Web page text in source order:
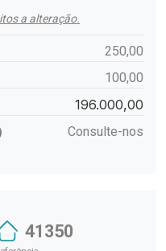
a alteração.
250,00
100,00
196.000,00
Consulte-nos
41350